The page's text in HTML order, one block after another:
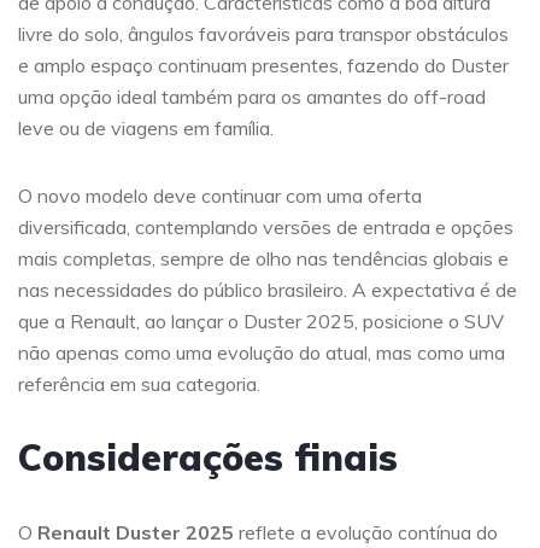
livre do solo, ângulos favoráveis para transpor obstáculos
e amplo espaço continuam presentes, fazendo do Duster
uma opção ideal também para os amantes do off-road
leve ou de viagens em família.
O novo modelo deve continuar com uma oferta
diversificada, contemplando versões de entrada e opções
mais completas, sempre de olho nas tendências globais e
nas necessidades do público brasileiro. A expectativa é de
que a Renault, ao lançar o Duster 2025, posicione o SUV
não apenas como uma evolução do atual, mas como uma
referência em sua categoria.
Considerações finais
O Renault Duster 2025 reflete a evolução contínua do